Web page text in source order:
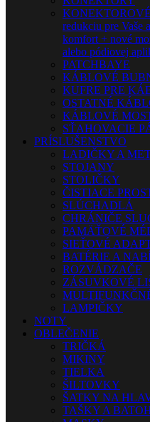
redukciu pre Vaše
komfort + nové
alebo pódiovej
PATCHBAYE
KÁBLOVÉ
KUFRE PRE
OSTATNÉ
KÁBLOVÉ
SŤAHOVACIE
PRÍSLUŠENSTVO
LADIČKY A
STOJANY
STOLIČKY
ČISTIACE
SLÚCHADLÁ
CHRÁNIČE
PAMÄŤOVÉ
SIEŤOVÉ
BATÉRIE A
ROZVÁDZAČE
ZÁSUVKOVÉ
LAMPIČKY
NOTY
OBLEČENIE
TRIČKÁ
MIKINY
TIELKA
ŠILTOVKY
ŠATKY NA
TAŠKY A